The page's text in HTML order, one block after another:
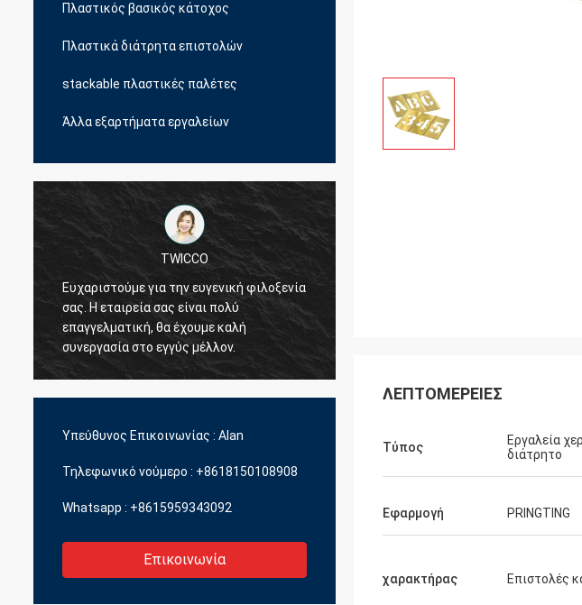
Πλαστικός βασικός κάτοχος
Πλαστικά διάτρητα επιστολών
stackable πλαστικές παλέτες
Άλλα εξαρτήματα εργαλείων
Ευχαριστούμε για την ευγενική φιλοξενία
σας. Η εταιρεία σας είναι πολύ
επαγγελματική, θα έχουμε καλή
συνεργασία στο εγγύς μέλλον.
Η άριστη ποιότητα και η ειλικρινής
την τεχνική καινοτομία, παρέχουν την
ποικιλίες των προϊόντων.
Υπεύθυνος Επικοινωνίας : Alan
Τηλεφωνικό νούμερο : +8618150108908
Whatsapp : +8615959343092
Επικοινωνία
ΛΕΠΤΟΜΈΡΕΙΕΣ
Τύπος
Εργαλεία
διάτρητο
Εφαρμογή PRINGTING
χαρακτήρας Επιστολές